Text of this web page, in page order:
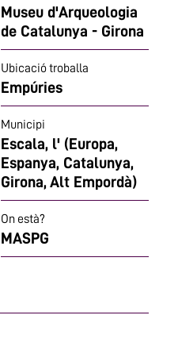
Museu d'Arqueologia
de Catalunya - Girona
Ubicació troballa
Empúries
Municipi
Escala, l' (Europa,
Espanya, Catalunya,
Girona, Alt Empordà)
On està?
MASPG